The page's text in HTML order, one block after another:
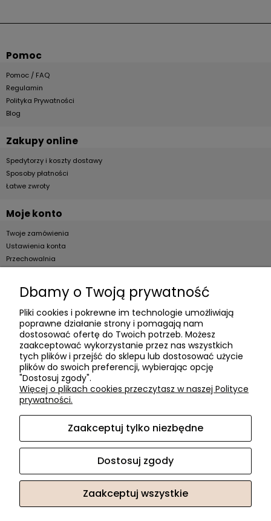
Pomoc
Pomoc / FAQ
Regulamin
Polityka Prywatności
Blog
Zakupy online
Spedytorzy i koszty dostawy
Sposoby płatności
Łatwe zwroty
Moje konto
Twoje zamówienia
Ustawienia konta
Przechowalnia
Dla firm
O firmie
Informacje o firmie
Kontakt
dacter.pl
Akcesoria meblowe DAC TER | ul. Przepiórki 56, 02-410
Warszawa, woj. mazowieckie | E-mail:sklep@dacter.plTel.:
602677377| NIP: 5220052421 REGON: 012076264
Sklep internetowy Shoper.pl
Dbamy o Twoją prywatność
Pliki cookies i pokrewne im technologie umożliwiają
poprawne działanie strony i pomagają nam
dostosować ofertę do Twoich potrzeb. Możesz
zaakceptować wykorzystanie przez nas wszystkich
tych plików i przejść do sklepu lub dostosować użycie
plików do swoich preferencji, wybierając opcję
"Dostosuj zgody".
Więcej o plikach cookies przeczytasz w naszej Polityce
prywatności.
Zaakceptuj tylko niezbędne
Dostosuj zgody
Zaakceptuj wszystkie